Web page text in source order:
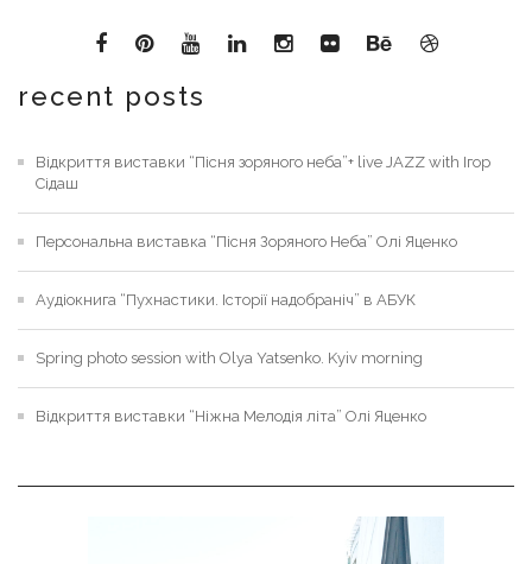
recent posts
Відкриття виставки “Пісня зоряного неба”+ live JAZZ with Ігор
Сідаш
Персональна виставка “Пісня Зоряного Неба” Олі Яценко
Аудіокнига “Пухнастики. Історії надобраніч” в АБУК
Spring photo session with Olya Yatsenko. Kyiv morning
Відкриття виставки “Ніжна Мелодія літа” Олі Яценко